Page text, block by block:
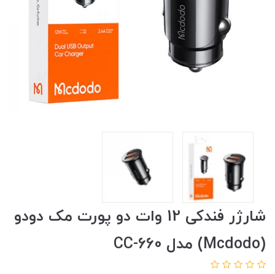
شارژر فندکی 12 وات دو پورت مک دودو
(Mcdodo) مدل CC-660